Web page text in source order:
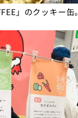
」のクッキー缶。